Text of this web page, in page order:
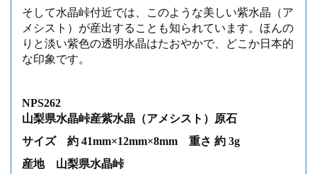
そして水晶峠付近では、このような美しい紫水晶（ア
メシスト）が産出することも知られています。ほんの
りと淡い紫色の透明水晶はたおやかで、どこか日本的
な印象です。
NPS262
山梨県水晶峠産紫水晶（アメシスト）原石
サイズ 約 41mm×12mm×8mm 重さ 約 3g
産地 山梨県水晶峠